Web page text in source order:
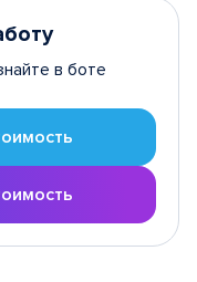
в боте